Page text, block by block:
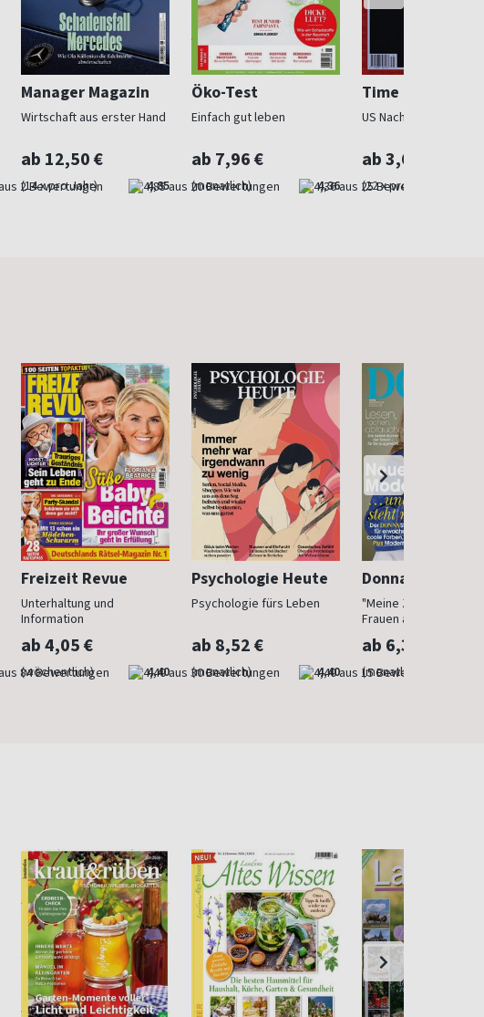
Manager Magazin
Wirtschaft aus erster Hand
ab 12,50 €
(14 x pro Jahr) 4,85
Öko-Test
Einfach gut leben
ab 7,96 €
(monatlich) 4,36
Time Magazine
US
ab 3,63 €
(22 x pro Jahr)
Freizeit Revue
Unterhaltung und
Information
ab 4,05 €
(wöchentlich) 4,40
Psychologie Heute
Psychologie fürs Leben
ab 8,52 €
(monatlich) 4,40
Donna
"Meine Zeit ist jetzt":
Frauen ab 40
ab 6,30 €
(monatlich)